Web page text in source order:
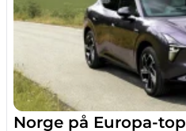
Norge på Europa-